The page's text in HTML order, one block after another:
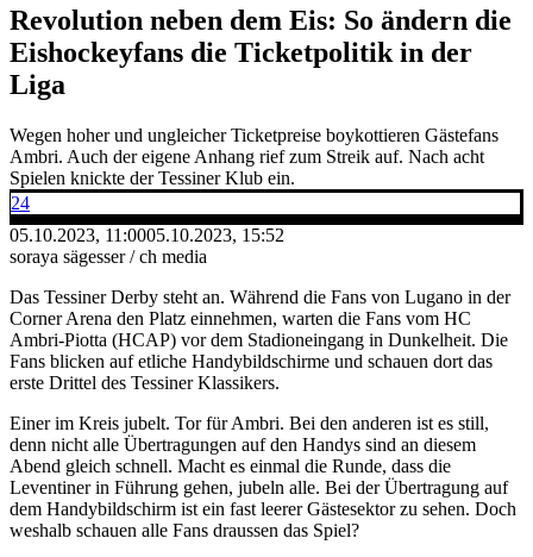
Revolution neben dem Eis: So ändern die
Eishockeyfans die Ticketpolitik in der
Liga
Wegen hoher und ungleicher Ticketpreise boykottieren Gästefans
Ambri. Auch der eigene Anhang rief zum Streik auf. Nach acht
Spielen knickte der Tessiner Klub ein.
24
05.10.2023, 11:0005.10.2023, 15:52
soraya sägesser / ch media
Das Tessiner Derby steht an. Während die Fans von Lugano in der
Corner Arena den Platz einnehmen, warten die Fans vom HC
Ambri-Piotta (HCAP) vor dem Stadioneingang in Dunkelheit. Die
Fans blicken auf etliche Handybildschirme und schauen dort das
erste Drittel des Tessiner Klassikers.
Einer im Kreis jubelt. Tor für Ambri. Bei den anderen ist es still,
denn nicht alle Übertragungen auf den Handys sind an diesem
Abend gleich schnell. Macht es einmal die Runde, dass die
Leventiner in Führung gehen, jubeln alle. Bei der Übertragung auf
dem Handybildschirm ist ein fast leerer Gästesektor zu sehen. Doch
weshalb schauen alle Fans draussen das Spiel?